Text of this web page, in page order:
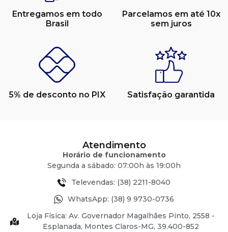
Entregamos em todo
Brasil
Parcelamos em até 10x
sem juros
5% de desconto no PIX Satisfação garantida
Atendimento
Horário de funcionamento
Segunda a sábado: 07:00h às 19:00h
Televendas: (38) 2211-8040
WhatsApp: (38) 9 9730-0736
Loja Física: Av. Governador Magalhães Pinto, 2558 -
Esplanada, Montes Claros-MG, 39.400-852